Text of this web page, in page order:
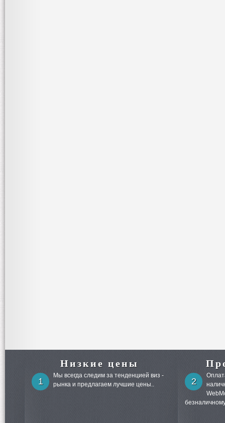
Низкие цены
1
Мы всегда следим за тенденцией виз -
рынка и предлагаем лучшие цены..
2